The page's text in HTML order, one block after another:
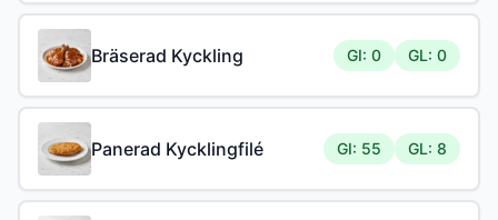
Bräserad Kyckling GI: 0 GL: 0
Panerad Kycklingfilé GI: 55 GL: 8